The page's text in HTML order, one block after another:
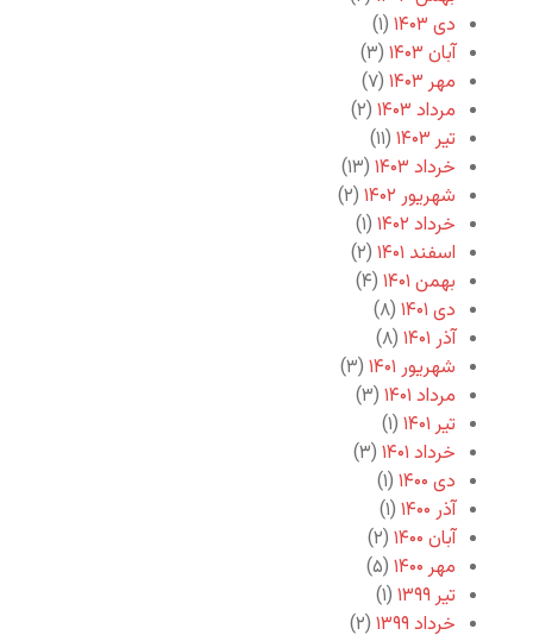
دی ۱۴۰۳
(۱)
آبان ۱۴۰۳
(۳)
مهر ۱۴۰۳
(۷)
مرداد ۱۴۰۳
(۲)
تیر ۱۴۰۳
(۱۱)
خرداد ۱۴۰۳
(۱۳)
شهریور ۱۴۰۲
(۲)
خرداد ۱۴۰۲
(۱)
اسفند ۱۴۰۱
(۲)
بهمن ۱۴۰۱
(۴)
دی ۱۴۰۱
(۸)
آذر ۱۴۰۱
(۸)
شهریور ۱۴۰۱
(۳)
مرداد ۱۴۰۱
(۳)
تیر ۱۴۰۱
(۱)
خرداد ۱۴۰۱
(۳)
دی ۱۴۰۰
(۱)
آذر ۱۴۰۰
(۱)
آبان ۱۴۰۰
(۲)
مهر ۱۴۰۰
(۵)
تیر ۱۳۹۹
(۱)
خرداد ۱۳۹۹
(۲)